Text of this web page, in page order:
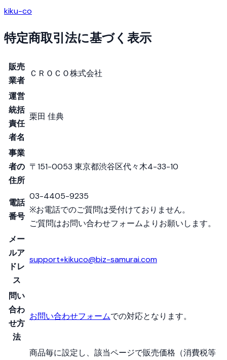
kiku-co
特定商取引法に基づく表示
販売
業者
ＣＲＯＣＯ株式会社
運営
統括
責任
者名
栗田 佳典
事業
者の
住所
〒151-0053 東京都渋谷区代々木4-33-10
電話
番号
03-4405-9235
※お電話でのご質問は受付けておりません。
ご質問はお問い合わせフォームよりお願いします。
メー
ルア
ドレ
ス
support+kikuco@biz-samurai.com
問い
合わ
せ方
法
お問い合わせフォームでの対応となります。
商品毎に設定し、該当ページで販売価格（消費税等